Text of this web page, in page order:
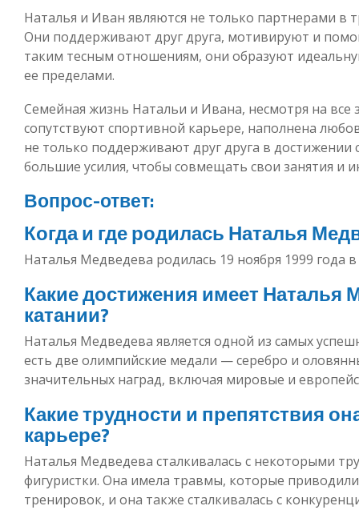
Наталья и Иван являются не только партнерами в
Они поддерживают друг друга, мотивируют и
таким тесным отношениям, они образуют
ее пределами.
Семейная жизнь Натальи и Ивана, несмотря на все
сопутствуют спортивной карьере, наполнена
не только поддерживают друг друга в
большие усилия, чтобы совмещать свои занятия и
Вопрос-ответ:
Когда и где родилась Наталья
Наталья Медведева родилась 19 ноября 1999 года
Какие достижения имеет Наталья
катании?
Наталья Медведева является одной из самых
есть две олимпийские медали — серебро и
значительных наград, включая мировые и
Какие трудности и препятствия
карьере?
Наталья Медведева сталкивалась с некоторыми
фигуристки. Она имела травмы, которые
тренировок, и она также сталкивалась с